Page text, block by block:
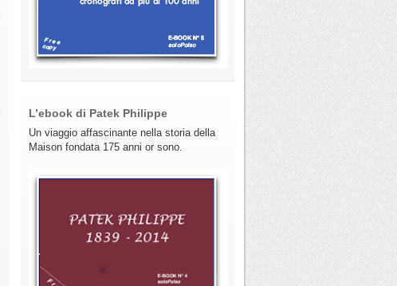
L’ebook di Patek Philippe
Un viaggio affascinante nella storia della
Maison fondata 175 anni or sono.